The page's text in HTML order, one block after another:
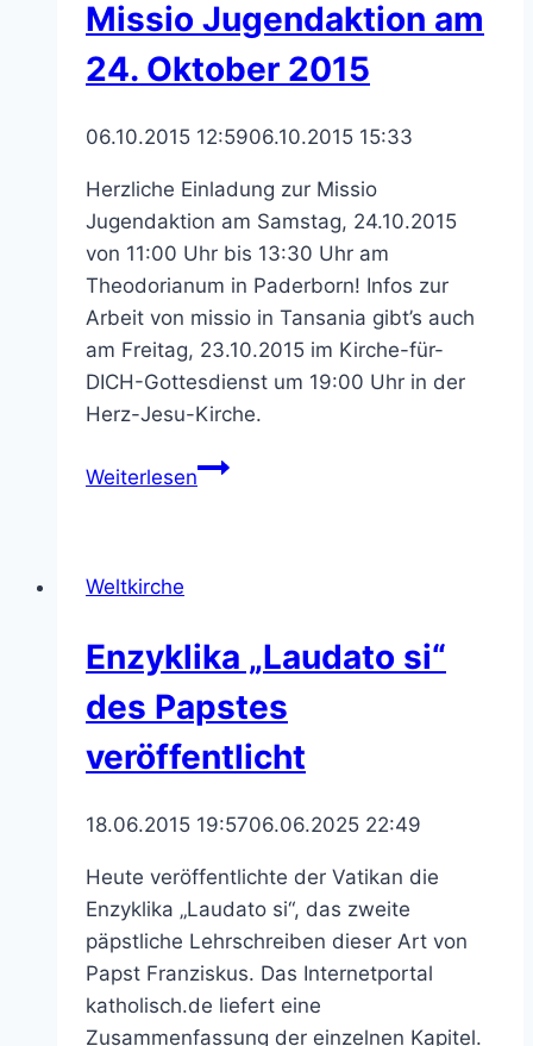
Missio Jugendaktion am
24. Oktober 2015
06.10.2015 12:5906.10.2015 15:33
Herzliche Einladung zur Missio
Jugendaktion am Samstag, 24.10.2015
von 11:00 Uhr bis 13:30 Uhr am
Theodorianum in Paderborn! Infos zur
Arbeit von missio in Tansania gibt’s auch
am Freitag, 23.10.2015 im Kirche-für-
DICH-Gottesdienst um 19:00 Uhr in der
Herz-Jesu-Kirche.
WeiterlesenMissio
Weltkirche
Enzyklika „Laudato si“
des Papstes
veröffentlicht
18.06.2015 19:5706.06.2025 22:49
Heute veröffentlichte der Vatikan die
Enzyklika „Laudato si“, das zweite
päpstliche Lehrschreiben dieser Art von
Papst Franziskus. Das Internetportal
katholisch.de liefert eine
Zusammenfassung der einzelnen Kapitel.